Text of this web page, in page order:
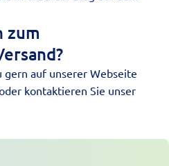
zum
auf unserer Webseite
kontaktieren Sie unser